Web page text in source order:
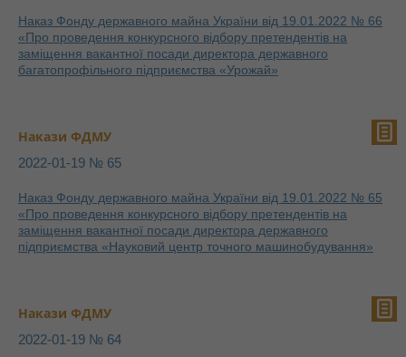
Наказ Фонду державного майна України від 19.01.2022 № 66
«Про проведення конкурсного відбору претендентів на
заміщення вакантної посади директора державного
багатопрофільного підприємства «Урожай»
Накази ФДМУ
2022-01-19 № 65
Наказ Фонду державного майна України від 19.01.2022 № 65
«Про проведення конкурсного відбору претендентів на
заміщення вакантної посади директора державного
підприємства «Науковий центр точного машинобудування»
Накази ФДМУ
2022-01-19 № 64